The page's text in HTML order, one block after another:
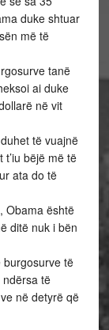
duke shtuar
më të
tanë
ai duke
në vit
të vuajnë
bëjë më të
ata do të
Obama është
ditë nuk i bën
burgosurve të
të
në detyrë që